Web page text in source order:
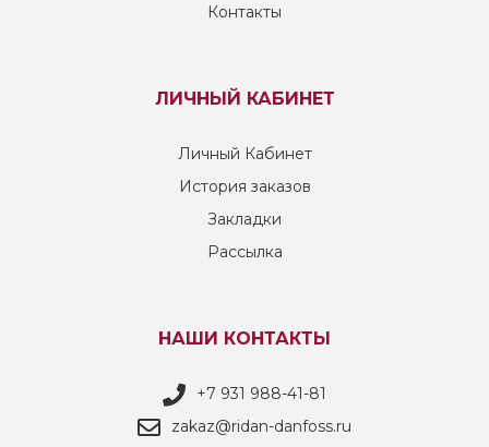
Контакты
ЛИЧНЫЙ КАБИНЕТ
Личный Кабинет
История заказов
Закладки
Рассылка
НАШИ КОНТАКТЫ
+7 931 988-41-81
zakaz@ridan-danfoss.ru